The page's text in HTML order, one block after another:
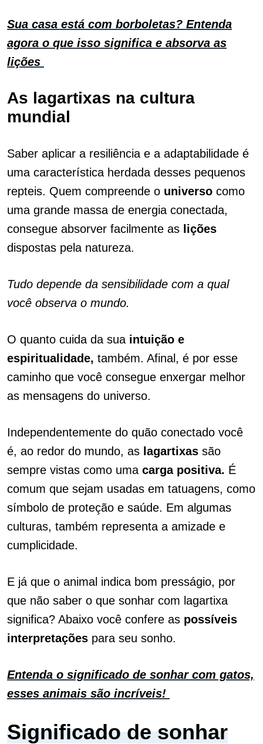
Sua casa está com borboletas? Entenda
agora o que isso significa e absorva as
lições
As lagartixas na cultura
mundial
Saber aplicar a resiliência e a adaptabilidade é
uma característica herdada desses pequenos
repteis. Quem compreende o universo como
uma grande massa de energia conectada,
consegue absorver facilmente as lições
dispostas pela natureza.
Tudo depende da sensibilidade com a qual
você observa o mundo.
O quanto cuida da sua intuição e
espiritualidade, também. Afinal, é por esse
caminho que você consegue enxergar melhor
as mensagens do universo.
Independentemente do quão conectado você
é, ao redor do mundo, as lagartixas são
sempre vistas como uma carga positiva. É
comum que sejam usadas em tatuagens, como
símbolo de proteção e saúde. Em algumas
culturas, também representa a amizade e
cumplicidade.
E já que o animal indica bom presságio, por
que não saber o que sonhar com lagartixa
significa? Abaixo você confere as possíveis
interpretações para seu sonho.
Entenda o significado de sonhar com gatos,
esses animais são incríveis!
Significado de sonhar